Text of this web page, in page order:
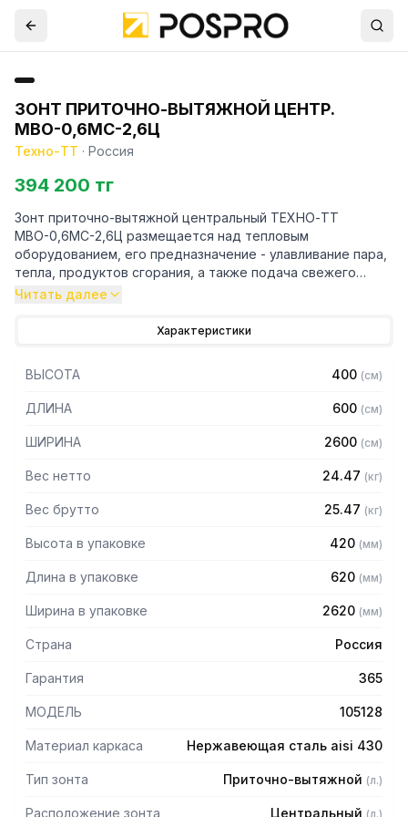
ЗОНТ ПРИТОЧНО-ВЫТЯЖНОЙ ЦЕНТР.
МВО-0,6МС-2,6Ц
Техно-ТТ · Россия
394 200 тг
Зонт приточно-вытяжной центральный ТЕХНО-ТТ
МВО-0,6МС-2,6Ц размещается над тепловым
оборудованием, его предназначение - улавливание пара,
тепла, продуктов сгорания, а также подача свежего
воздуха, что благоприятно сказывается на микроклимате
предметах мебели и кухонной утвари. Поэтому это
оборудование формирует микроклимат в помещении и
защищает сотрудников горячего цеха.
— Бескаркасный
0,8мм
— Поставляется в собранном виде
Читать далее
Характеристики
ВЫСОТА 400 (см)
ДЛИНА 600 (см)
ШИРИНА 2600 (см)
Вес нетто 24.47 (кг)
Вес брутто 25.47 (кг)
Высота в упаковке 420 (мм)
Длина в упаковке 620 (мм)
Ширина в упаковке 2620 (мм)
Страна Россия
Гарантия 365
МОДЕЛЬ 105128
Материал каркаса Нержавеющая сталь aisi 430
Тип зонта Приточно-вытяжной (л.)
Расположение зонта Центральный (л.)